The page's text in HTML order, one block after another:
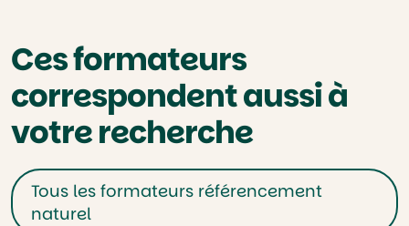
Ces formateurs
correspondent aussi à
votre recherche
Tous les formateurs référencement
naturel